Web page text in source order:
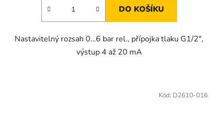
DO KOŠÍKU
Nastavitelný rozsah 0…6 bar rel., přípojka tlaku G1/2",
výstup 4 až 20 mA
Kód: D2610-016